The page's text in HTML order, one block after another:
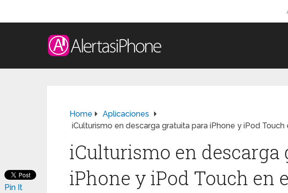
Home
Aplicaciones
iCulturismo en descarga gratuita para iPhone y iPod Touch
iCulturismo en descarga
iPhone y iPod Touch en
Pin It